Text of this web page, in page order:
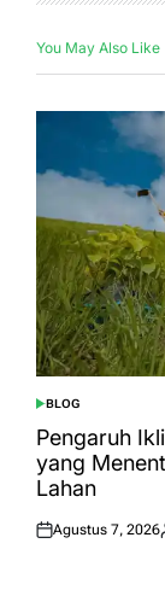
You May Also Like
POSTED
IN
BLOG
Pengaruh
yang
Lahan
Posted
Agustus 7, 2026